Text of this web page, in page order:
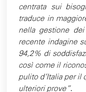
centrata sui
traduce in
nella gestione
recente indagine
94,2% di
così come il
pulito d’Italia per il
ulteriori prove”.